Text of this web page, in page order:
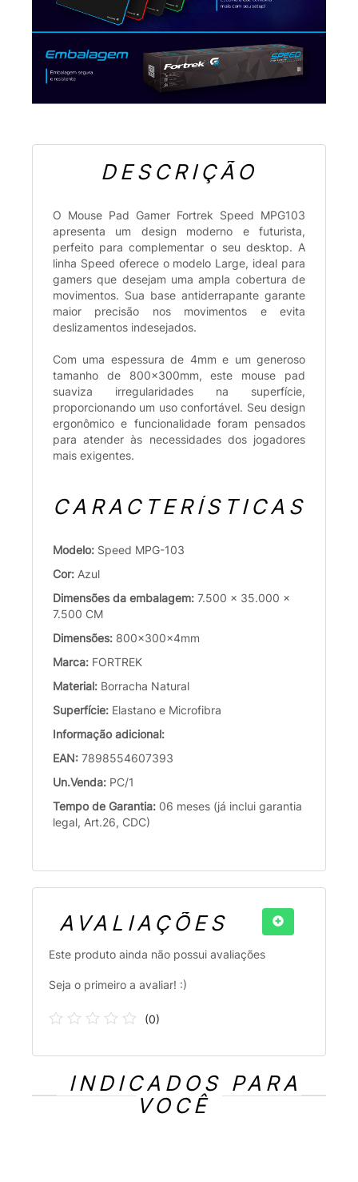
DESCRIÇÃO
O Mouse Pad Gamer Fortrek Speed MPG103
apresenta um design moderno e futurista,
perfeito para complementar o seu desktop. A
linha Speed oferece o modelo Large, ideal para
gamers que desejam uma ampla cobertura de
movimentos. Sua base antiderrapante garante
maior precisão nos movimentos e evita
deslizamentos indesejados.
Com uma espessura de 4mm e um generoso
tamanho de 800x300mm, este mouse pad
suaviza irregularidades na superfície,
proporcionando um uso confortável. Seu design
ergonômico e funcionalidade foram pensados
para atender às necessidades dos jogadores
mais exigentes.
CARACTERÍSTICAS
Modelo: Speed MPG-103
Cor: Azul
Dimensões da embalagem: 7.500 x 35.000 x
7.500 CM
Dimensões: 800x300x4mm
Marca: FORTREK
Material: Borracha Natural
Superfície: Elastano e Microfibra
Informação adicional:
EAN: 7898554607393
Un.Venda: PC/1
Tempo de Garantia: 06 meses (já inclui garantia
legal, Art.26, CDC)
AVALIAÇÕES
Este produto ainda não possui avaliações
Seja o primeiro a avaliar! :)
(0)
INDICADOS PARA
VOCÊ